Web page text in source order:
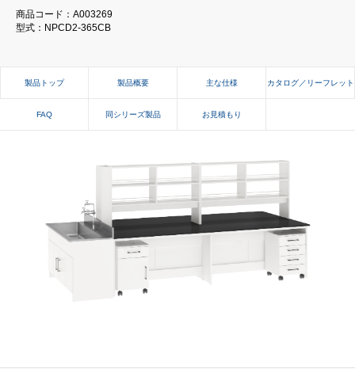
商品コード：A003269
型式：NPCD2-365CB
製品トップ 製品概要 主な仕様 カタログ／リーフレット
FAQ 同シリーズ製品 お見積もり